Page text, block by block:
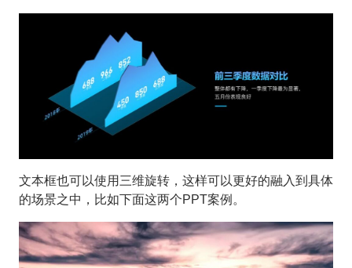
文本框也可以使用三维旋转，这样可以更好的融入到具体
的场景之中，比如下面这两个PPT案例。